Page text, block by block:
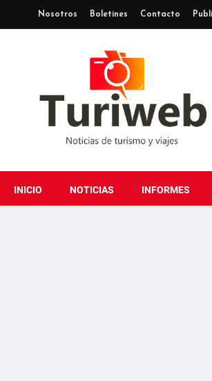
Nosotros Boletines Contacto
INICIO NOTICIAS INFORMES